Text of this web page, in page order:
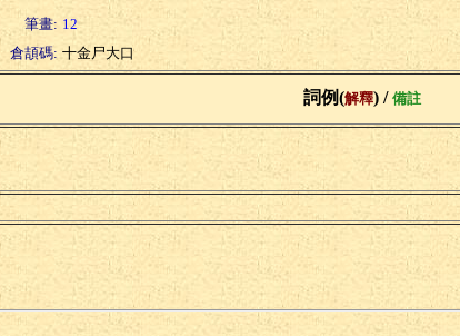
筆畫: 12
倉頡碼: 十金尸大口
詞例(解釋) / 備註